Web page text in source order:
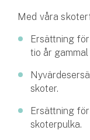
Med våra
Ersättning
tio år
skoter.
Ersättning
skoterpulka.